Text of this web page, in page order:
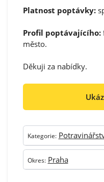
Platnost poptávky:
Profil poptávajícího:
město.
Děkuji za nabídky.
Kategorie:
Okres: Praha